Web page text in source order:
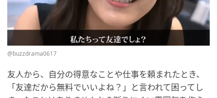
@buzzdrama0617
友人から、自分の得意なことや仕事を頼まれたとき、
「友達だから無料でいいよね？」と言われて困ってし